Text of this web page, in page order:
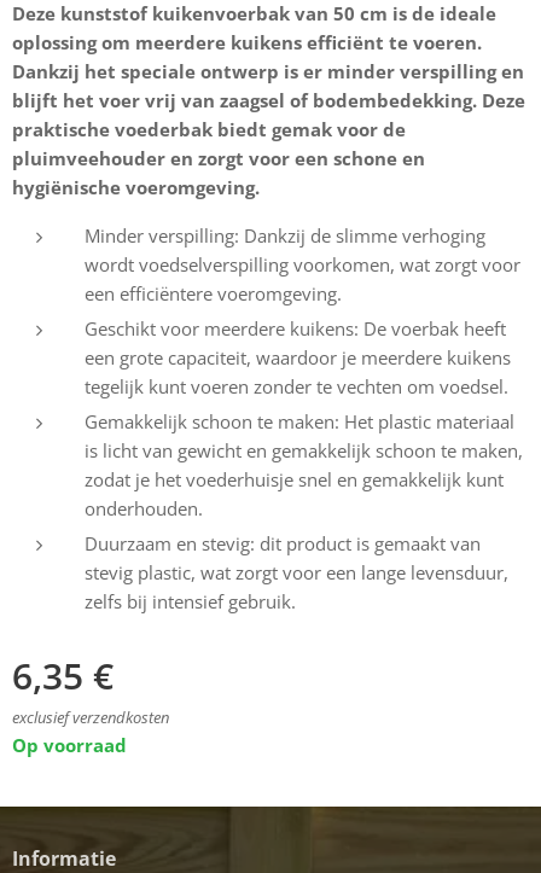
Deze kunststof kuikenvoerbak van 50 cm is de ideale
oplossing om meerdere kuikens efficiënt te voeren.
Dankzij het speciale ontwerp is er minder verspilling en
blijft het voer vrij van zaagsel of bodembedekking. Deze
praktische voederbak biedt gemak voor de
pluimveehouder en zorgt voor een schone en
hygiënische voeromgeving.
Minder verspilling: Dankzij de slimme verhoging
wordt voedselverspilling voorkomen, wat zorgt voor
een efficiëntere voeromgeving.
Geschikt voor meerdere kuikens: De voerbak heeft
een grote capaciteit, waardoor je meerdere kuikens
tegelijk kunt voeren zonder te vechten om voedsel.
Gemakkelijk schoon te maken: Het plastic materiaal
is licht van gewicht en gemakkelijk schoon te maken,
zodat je het voederhuisje snel en gemakkelijk kunt
onderhouden.
Duurzaam en stevig: dit product is gemaakt van
stevig plastic, wat zorgt voor een lange levensduur,
zelfs bij intensief gebruik.
6,35 €
exclusief verzendkosten
Op voorraad
Informatie